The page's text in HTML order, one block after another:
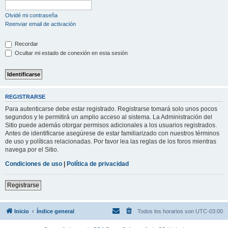
Olvidé mi contraseña
Reenviar email de activación
Recordar
Ocultar mi estado de conexión en esta sesión
REGISTRARSE
Para autenticarse debe estar registrado. Registrarse tomará solo unos pocos
segundos y le permitirá un amplio acceso al sistema. La Administración del
Sitio puede además otorgar permisos adicionales a los usuarios registrados.
Antes de identificarse asegúrese de estar familiarizado con nuestros términos
de uso y políticas relacionadas. Por favor lea las reglas de los foros mientras
navega por el Sitio.
Condiciones de uso | Política de privacidad
Registrarse
Inicio Índice general Todos los horarios son UTC-03:00